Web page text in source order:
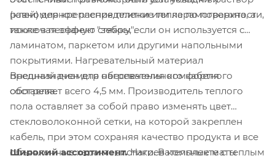
равномерное распределение тепла по поверхности,
исключая эффект "зебры".
(клей) для крепления плитки или керамогранита, а
также в песчаную стяжку, если он используется с
ламинатом, паркетом или другими напольными
покрытиями. Нагревательный материал
предназначен для обеспечения комфортного
обогрева.
Внешний диаметр нагревательного кабеля
составляет всего 4,5 мм. Производитель теплого
пола оставляет за собой право изменять цвет
стекловолоконной сетки, на которой закреплен
кабель, при этом сохраняя качество продукта и все
объявленные характеристики. В комплекте с теплым
Широкий ассортимент.Нагревательные маты